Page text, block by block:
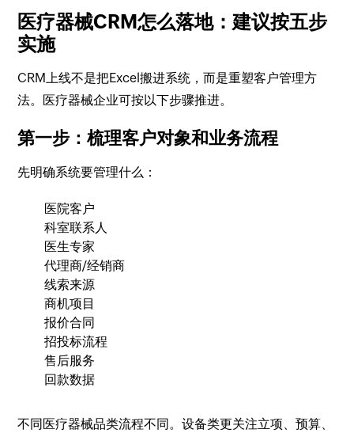
医疗器械CRM怎么落地：建议按五步
实施
CRM上线不是把Excel搬进系统，而是重塑客户管理方
法。医疗器械企业可按以下步骤推进。
第一步：梳理客户对象和业务流程
先明确系统要管理什么：
医院客户
科室联系人
医生专家
代理商/经销商
线索来源
商机项目
报价合同
招投标流程
售后服务
回款数据
不同医疗器械品类流程不同。设备类更关注立项、预算、